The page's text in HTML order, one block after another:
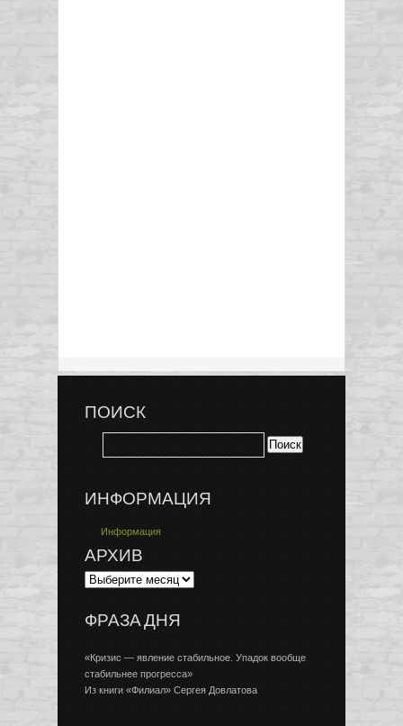
ПОИСК
ИНФОРМАЦИЯ
Информация
АРХИВ
ФРАЗА ДНЯ
«Кризис — явление стабильное. Упадок вообще
стабильнее прогресса»
Из книги «Филиал» Сергея Довлатова